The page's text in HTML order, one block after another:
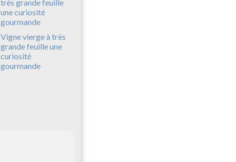
Vigne vierge à très
grande feuille une
curiosité
gourmande